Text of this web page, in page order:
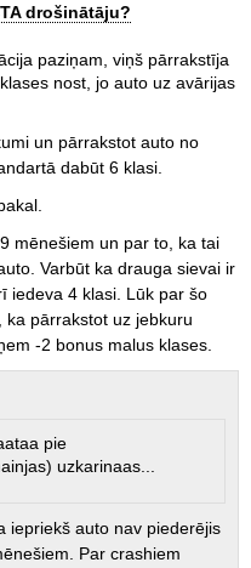
drošinātāju?
paziņam, viņš pārrakstīja
nost, jo auto uz avārijas
un pārrakstot auto no
dabūt 6 klasi.
mēnešiem un par to, ka tai
Varbūt ka drauga sievai ir
iedeva 4 klasi. Lūk par šo
pārrakstot uz jebkuru
-2 bonus malus klases.
pie
uzkarinaas...
iepriekš auto nav piederējis
Par crashiem